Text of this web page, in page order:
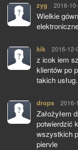
zyg pisze:
2016-
Wielkie
kik pisze:
2016-12-
z icok iem
klientów po
takich usług.
drops pisze:
2016-
Założyłem
potwierdzić
wszystkich
piervle